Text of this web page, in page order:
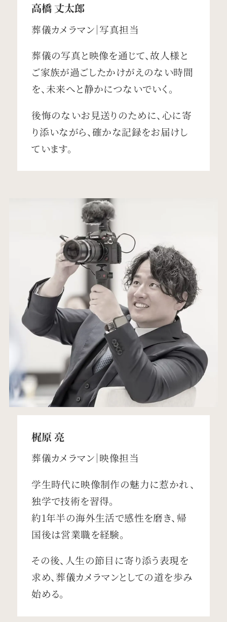
高橋 丈太郎
葬儀カメラマン｜写真担当
葬儀の写真と映像を通じて、故人様と
ご家族が過ごしたかけがえのない時間
を、未来へと静かにつないでいく。
後悔のないお見送りのために、心に寄
り添いながら、確かな記録をお届けし
ています。
梶原 亮
葬儀カメラマン｜映像担当
学生時代に映像制作の魅力に惹かれ、
独学で技術を習得。
約1年半の海外生活で感性を磨き、帰
国後は営業職を経験。
その後、人生の節目に寄り添う表現を
求め、葬儀カメラマンとしての道を歩み
始める。